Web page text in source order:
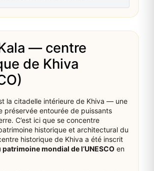
— centre
de Khiva
la citadelle intérieure de Khiva — une
préservée entourée de puissants
C’est ici que se concentre
historique et architectural du
historique de Khiva a été inscrit
patrimoine mondial de l’UNESCO en